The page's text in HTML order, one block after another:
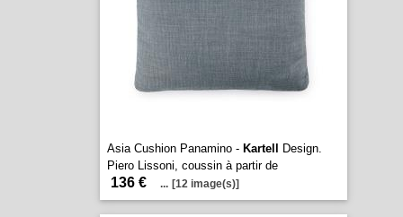
Asia Cushion Panamino - Kartell
Design.
Piero Lissoni, coussin à partir de
136 € ... [12 image(s)]